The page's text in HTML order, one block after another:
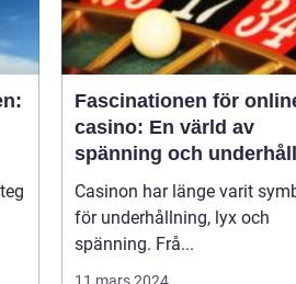
Fascinationen för
casino: En värld av
spänning och
Casinon har länge varit
för underhållning, lyx och
spänning. Frå...